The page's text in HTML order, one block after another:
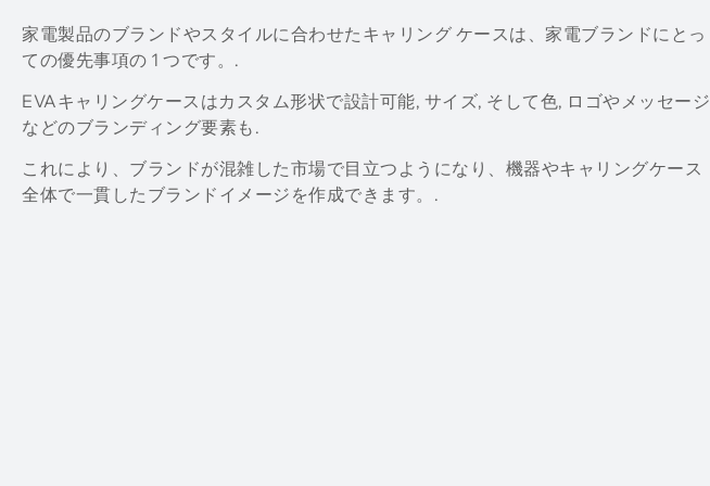
家電製品のブランドやスタイルに合わせたキャリング ケースは、家電ブランドにとっ
ての優先事項の 1 つです。.
EVAキャリングケースはカスタム形状で設計可能, サイズ, そして色, ロゴやメッセージ
などのブランディング要素も.
これにより、ブランドが混雑した市場で目立つようになり、機器やキャリングケース
全体で一貫したブランドイメージを作成できます。.